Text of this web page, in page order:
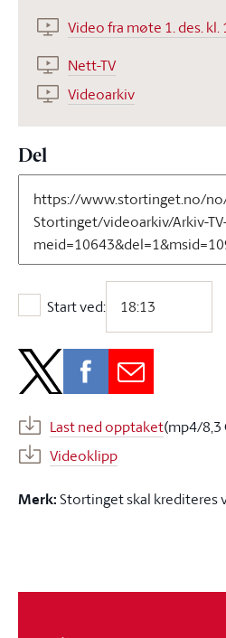
Video fra møte 1. des. kl.
Nett-TV
Videoarkiv
Del
Start ved:
Start ved:
Last ned opptaket(mp4/8,3
Videoklipp
Merk:Stortinget skal krediteres